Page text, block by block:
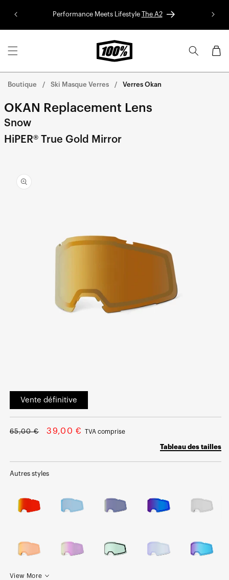
contenu
Performance Meets Lifestyle The A2
Panier
Boutique Ski Masque Verres Verres Okan
OKAN Replacement Lens
Snow
HiPER® True Gold Mirror
informations
sur le
le
média
1
dans
fenêtre
Vente définitive
Prix
65,00 €
Prix
39,00 € TVA comprise
Tableau des tailles
Autres styles
View More